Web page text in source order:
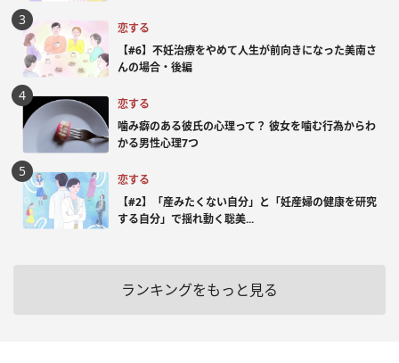
恋する
【#6】不妊治療をやめて人生が前向きになった美南さ
んの場合・後編
恋する
噛み癖のある彼氏の心理って？ 彼女を噛む行為からわ
かる男性心理7つ
恋する
【#2】「産みたくない自分」と「妊産婦の健康を研究
する自分」で揺れ動く聡美...
ランキングをもっと見る